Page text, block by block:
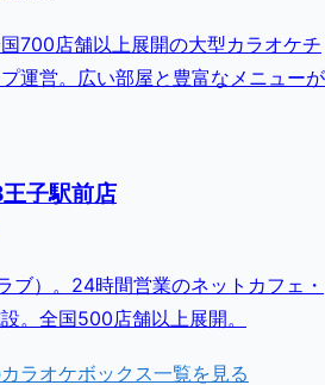
700店舗以上展開の大型カラオケチ
運営。広い部屋と豊富なメニューが
子駅前店
ブ）。24時間営業のネットカフェ・
。全国500店舗以上展開。
ラオケボックス一覧を見る